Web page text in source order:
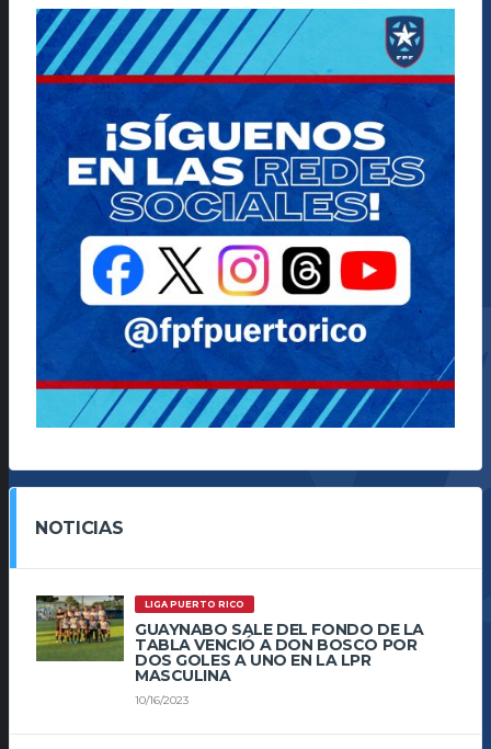
NOTICIAS
LIGA PUERTO RICO
GUAYNABO SALE DEL FONDO DE LA
TABLA VENCIÓ A DON BOSCO POR
DOS GOLES A UNO EN LA LPR
MASCULINA
10/16/2023